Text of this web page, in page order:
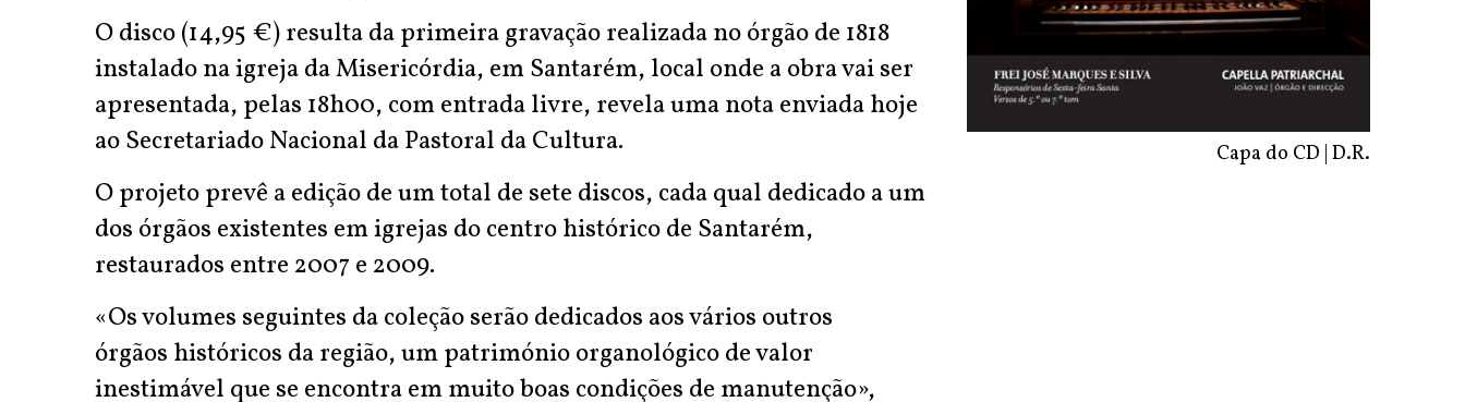
O disco (14,95 €) resulta da primeira gravação realizada no órgão de 1818
instalado na igreja da Misericórdia, em Santarém, local onde a obra vai ser
apresentada, pelas 18h00, com entrada livre, revela uma nota enviada hoje
ao Secretariado Nacional da Pastoral da Cultura.
O projeto prevê a edição de um total de sete discos, cada qual dedicado a um
dos órgãos existentes em igrejas do centro histórico de Santarém,
restaurados entre 2007 e 2009.
«Os volumes seguintes da coleção serão dedicados aos vários outros
órgãos históricos da região, um património organológico de valor
inestimável que se encontra em muito boas condições de manutenção»,
Capa do CD | D.R.